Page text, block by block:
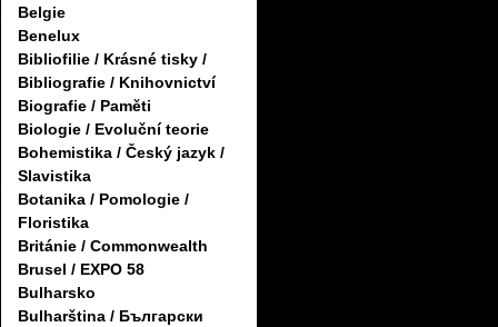
Belgie
Benelux
Bibliofilie / Krásné tisky /
Bibliografie / Knihovnictví
Biografie / Paměti
Biologie / Evoluční teorie
Bohemistika / Český jazyk /
Slavistika
Botanika / Pomologie /
Floristika
Británie / Commonwealth
Brusel / EXPO 58
Bulharsko
Bulharština / Български